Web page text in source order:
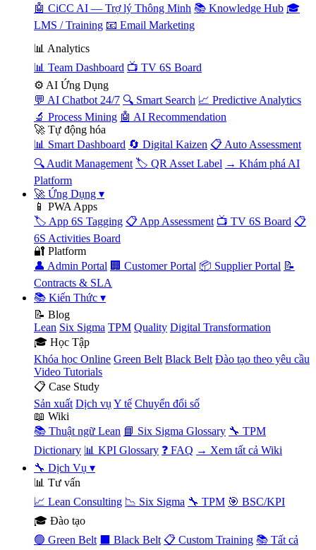
🤖 CiCC AI — Trợ lý Thông Minh 📚 Knowledge Hub 🎓
LMS / Training 📧 Email Marketing
📊 Analytics
📊 Team Dashboard 📺 TV 6S Board
⚙️ AI Ứng Dụng
💬 AI Chatbot 24/7 🔍 Smart Search 📈 Predictive Analytics
🔬 Process Mining 🤖 AI Recommendation
🚀 Tự động hóa
📊 Smart Dashboard 🔄 Digital Kaizen 📋 Auto Assessment
🔍 Audit Management 🏷️ QR Asset Label → Khám phá AI
Platform
🚀 Ứng Dụng ▾
📱 PWA Apps
🏷️ App 6S Tagging 📋 App Assessment 📺 TV 6S Board 📋
6S Activities Board
🔐 Platform
👤 Admin Portal 🏢 Customer Portal 📦 Supplier Portal 📝
Contracts & SLA
📚 Kiến Thức ▾
📝 Blog
Lean Six Sigma TPM Quality Digital Transformation
🎓 Học Tập
Khóa học Online Green Belt Black Belt Đào tạo theo yêu cầu
Video Tutorials
📋 Case Study
Sản xuất Dịch vụ Y tế Chuyển đổi số
📖 Wiki
📚 Thuật ngữ Lean 📘 Six Sigma Glossary 🔧 TPM
Dictionary 📊 KPI Glossary ❓ FAQ → Xem tất cả Wiki
🔧 Dịch Vụ ▾
📊 Tư vấn
📈 Lean Consulting 📉 Six Sigma 🔧 TPM 🎯 BSC/KPI
🎓 Đào tạo
🟢 Green Belt
⬛ Black Belt 📋 Custom Training 📚 Tất cả